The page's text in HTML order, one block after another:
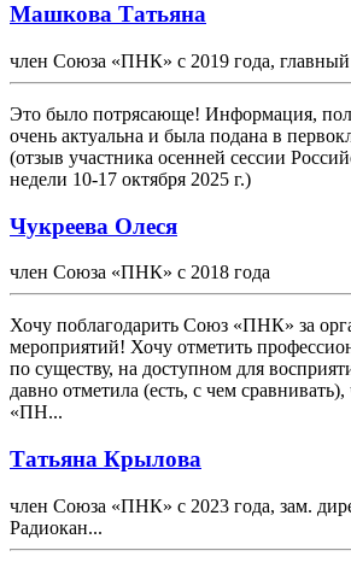
Машкова Татьяна
член Союза «ПНК» с 2019 года,
Это было потрясающе! Информация,
очень актуальна и была подана в
(отзыв участника осенней сессии
недели 10-17 октября 2025 г.)
Чукреева Олеся
член Союза «ПНК» с 2018 года
Хочу поблагодарить Союз «ПНК» за
мероприятий! Хочу отметить
по существу, на доступном для
давно отметила (есть, с чем
«ПН...
Татьяна Крылова
член Союза «ПНК» с 2023 года, зам.
Радиокан...